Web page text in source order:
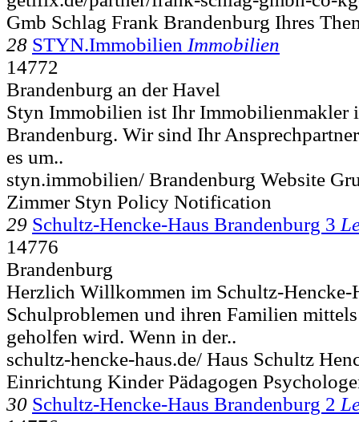
Gmb Schlag Frank Brandenburg Ihres
28 STYN.Immobilien Immobilien
14772
Brandenburg an der Havel
Styn Immobilien ist Ihr Immobilienmakler
Brandenburg. Wir sind Ihr
es um..
styn.immobilien/ Brandenburg Website
Zimmer Styn Policy Notification
29 Schultz-Hencke-Haus Brandenburg 3
14776
Brandenburg
Herzlich Willkommen im Schultz-
Schulproblemen und ihren Familien
geholfen wird. Wenn in der..
schultz-hencke-haus.de/ Haus Schultz
Einrichtung Kinder Pädagogen
30 Schultz-Hencke-Haus Brandenburg 2